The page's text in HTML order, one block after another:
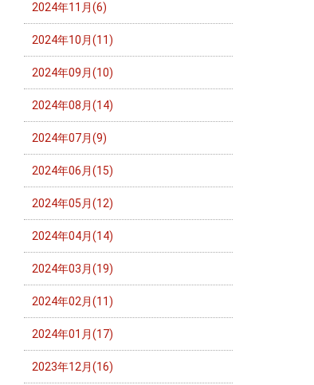
2024年11月(6)
2024年10月(11)
2024年09月(10)
2024年08月(14)
2024年07月(9)
2024年06月(15)
2024年05月(12)
2024年04月(14)
2024年03月(19)
2024年02月(11)
2024年01月(17)
2023年12月(16)